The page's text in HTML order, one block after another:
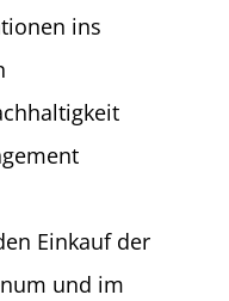
ins
Einkauf der
und im